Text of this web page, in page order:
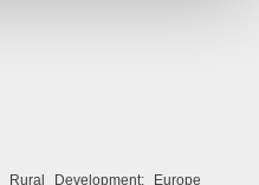
Development: Europe